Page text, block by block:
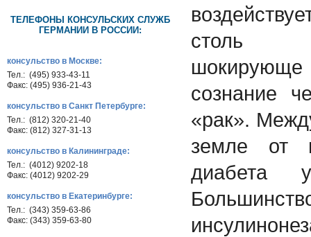
ТЕЛЕФОНЫ КОНСУЛЬСКИХ СЛУЖБ
ГЕРМАНИИ В РОССИИ:
консульство в Москве:
Тел.: (495) 933-43-11
Факс: (495) 936-21-43
консульство в Санкт Петербурге:
Тел.: (812) 320-21-40
Факс: (812) 327-31-13
консульство в Калининграде:
Тел.: (4012) 9202-18
Факс: (4012) 9202-29
консульство в Екатеринбурге:
Тел.: (343) 359-63-86
Факс: (343) 359-63-80
столь
сознание
«рак».
земле от
диабета